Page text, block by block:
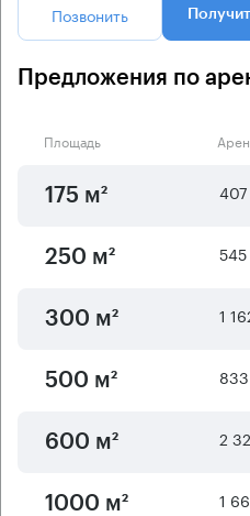
Позвонить
Предложения по
Площадь
175 м²
250 м²
300 м² 1
500 м²
600 м² 2
1000 м² 1